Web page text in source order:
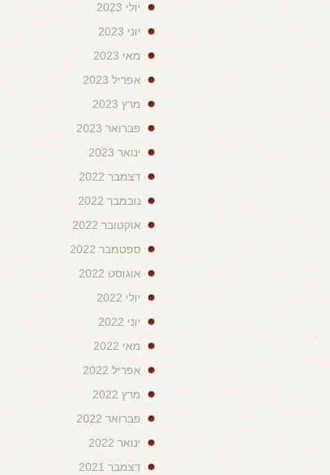
יולי 2023
יוני 2023
מאי 2023
אפריל 2023
מרץ 2023
פברואר 2023
ינואר 2023
דצמבר 2022
נובמבר 2022
אוקטובר 2022
ספטמבר 2022
אוגוסט 2022
יולי 2022
יוני 2022
מאי 2022
אפריל 2022
מרץ 2022
פברואר 2022
ינואר 2022
דצמבר 2021